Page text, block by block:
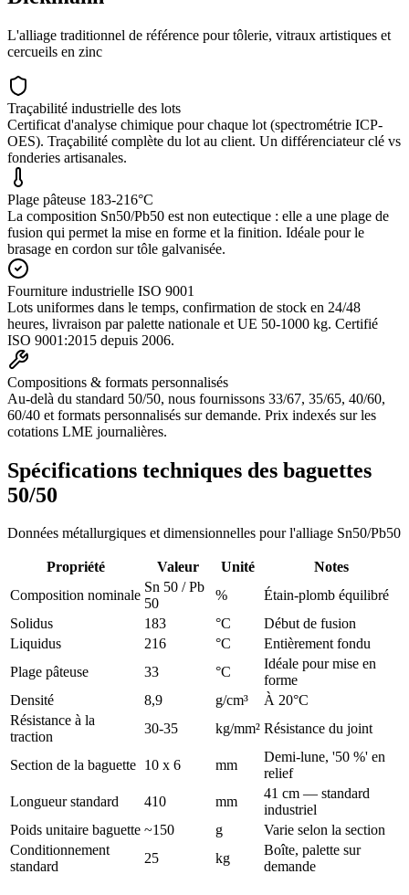
L'alliage traditionnel de référence pour tôlerie, vitraux artistiques et
cercueils en zinc
Traçabilité industrielle des lots
Certificat d'analyse chimique pour chaque lot (spectrométrie ICP-
OES). Traçabilité complète du lot au client. Un différenciateur clé vs
fonderies artisanales.
Plage pâteuse 183-216°C
La composition Sn50/Pb50 est non eutectique : elle a une plage de
fusion qui permet la mise en forme et la finition. Idéale pour le
brasage en cordon sur tôle galvanisée.
Fourniture industrielle ISO 9001
Lots uniformes dans le temps, confirmation de stock en 24/48
heures, livraison par palette nationale et UE 50-1000 kg. Certifié
ISO 9001:2015 depuis 2006.
Compositions & formats personnalisés
Au-delà du standard 50/50, nous fournissons 33/67, 35/65, 40/60,
60/40 et formats personnalisés sur demande. Prix indexés sur les
cotations LME journalières.
Spécifications techniques des baguettes
50/50
Données métallurgiques et dimensionnelles pour l'alliage Sn50/Pb50
Propriété Valeur Unité
Notes
Composition nominale
Sn 50 / Pb
50
%
Étain-plomb équilibré
Solidus
183 °C
Début de fusion
Liquidus
216 °C
Entièrement fondu
Plage pâteuse
33 °C
Idéale pour mise en
forme
Densité
8,9 g/cm³
À 20°C
Résistance à la
traction
30-35 kg/mm² Résistance du joint
Section de la baguette 10 x 6 mm
Demi-lune, '50 %' en
relief
Longueur standard
410 mm
41 cm — standard
industriel
Poids unitaire baguette ~150 g
Varie selon la section
Conditionnement
standard
25 kg
Boîte, palette sur
demande